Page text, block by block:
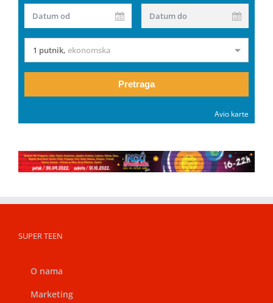
Datum od Datum do
1 putnik, ekonomska
Pretraga
Avio karte
SUPER TEEN
O nama
Marketing